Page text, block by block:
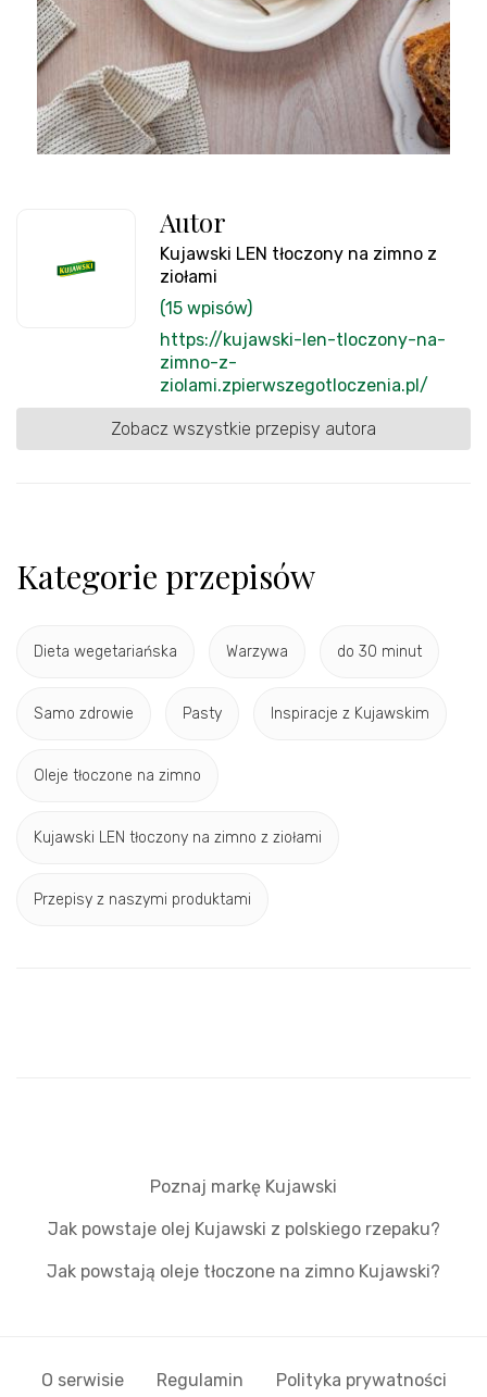
Autor
Kujawski LEN tłoczony na zimno z
ziołami
(15 wpisów)
https://kujawski-len-tloczony-na-
zimno-z-
ziolami.zpierwszegotloczenia.pl/
Zobacz wszystkie przepisy autora
Kategorie przepisów
Dieta wegetariańska Warzywa do 30 minut
Samo zdrowie Pasty Inspiracje z Kujawskim
Oleje tłoczone na zimno
Kujawski LEN tłoczony na zimno z ziołami
Przepisy z naszymi produktami
Poznaj markę Kujawski
Jak powstaje olej Kujawski z polskiego rzepaku?
Jak powstają oleje tłoczone na zimno Kujawski?
O serwisie Regulamin Polityka prywatności